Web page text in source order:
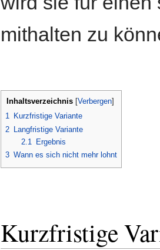
mithalten zu
Inhaltsverzeichnis[ Verbergen]
1 Kurzfristige Variante
2
Langfristige Variante
2.1
Ergebnis
3 Wann es sich nicht mehr lohnt
Kurzfristige